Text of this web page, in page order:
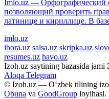
Imlo.uz — Орфографический
позволяющий проверить
латинице и кириллице. В
imlo.uz
ibora.uz salsa.uz skripka.uz
resumes.uz havo.uz
Izoh.uz saytining bazasida jami
Aloqa Telegram
© Izoh.uz — O‘zbek tilining
Obuna va GoodGroup loyihasi.